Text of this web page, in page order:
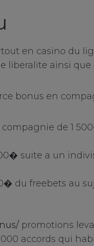
en casino du
liberalite ainsi que
bonus en
de 1
suite a un
du freebets au
promotions
accords qui